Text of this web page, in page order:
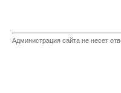
Администрация сайта не несет